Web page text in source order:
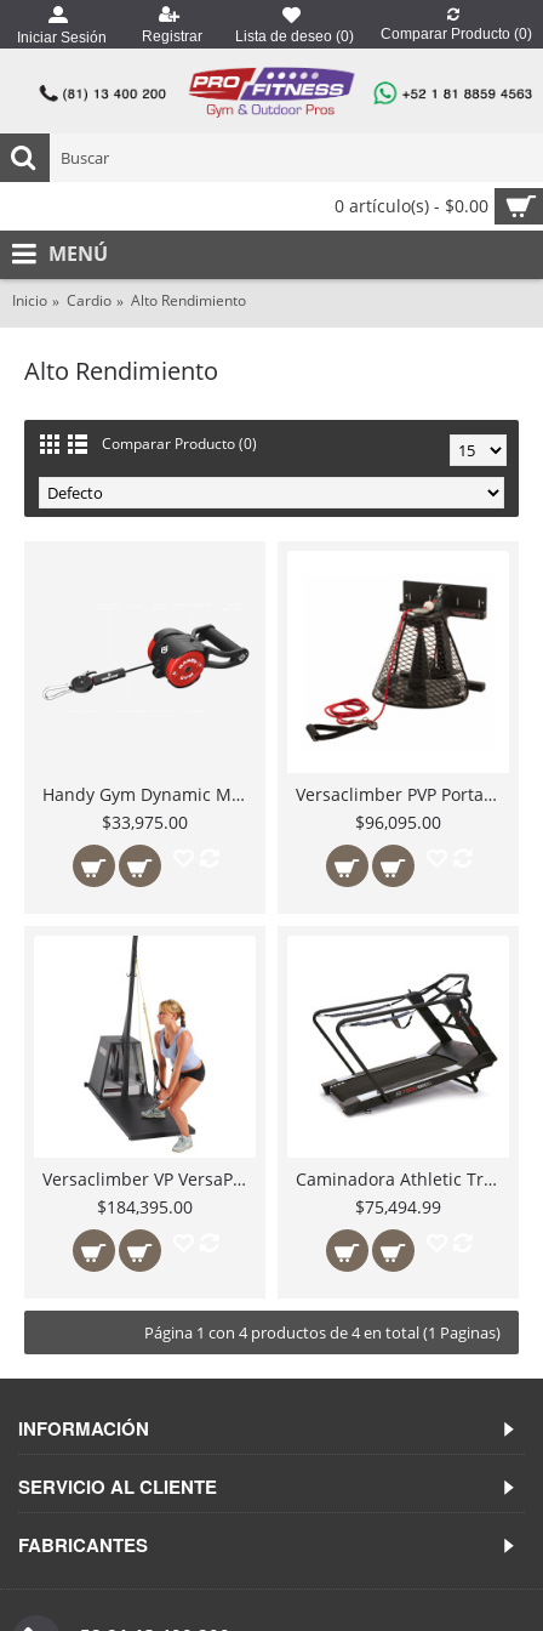
Iniciar Sesión Registrar Lista de deseo (0) Comparar Producto (0)
0 artículo(s) - $0.00
MENÚ
Inicio Cardio Alto Rendimiento
Alto Rendimiento
Comparar Producto (0)
Handy Gym Dynamic México La Polea para Ejercicios Inerciales de Alto Rendimiento para Atletas Elite Incluye Kit Completo de 20 Accesorios
$33,975.00
Versaclimber PVP Portable VersaPulley ejercicio rotational inertial resistance
$96,095.00
Versaclimber VP VersaPulley ejercicio rotational resistencia inercial MV2 inertial resistance
$184,395.00
Caminadora Athletic Trainer AT7500 para Entrenamiento de Sprints y Arrastre de Trineo con Pendiente Brigadoon Fitness
$75,494.99
Página 1 con 4 productos de 4 en total (1 Paginas)
INFORMACIÓN
SERVICIO AL CLIENTE
FABRICANTES